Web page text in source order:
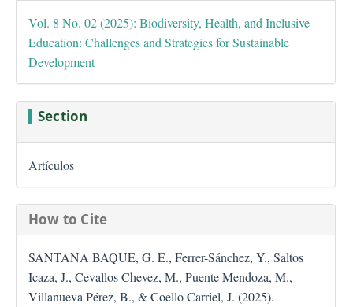
Vol. 8 No. 02 (2025): Biodiversity, Health, and Inclusive
Education: Challenges and Strategies for Sustainable
Development
Section
Artículos
How to Cite
SANTANA BAQUE, G. E., Ferrer-Sánchez, Y., Saltos
Icaza, J., Cevallos Chevez, M., Puente Mendoza, M.,
Villanueva Pérez, B., & Coello Carriel, J. (2025).